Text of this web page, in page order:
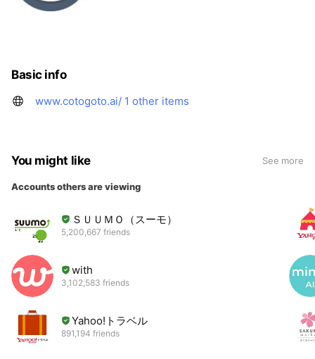
Basic info
www.cotogoto.ai/ 1 other items
You might like See more
Accounts others are viewing
ＳＵＵＭＯ（スーモ）
5,200,667 friends
with
3,102,583 friends
Yahoo!トラベル
891,194 friends